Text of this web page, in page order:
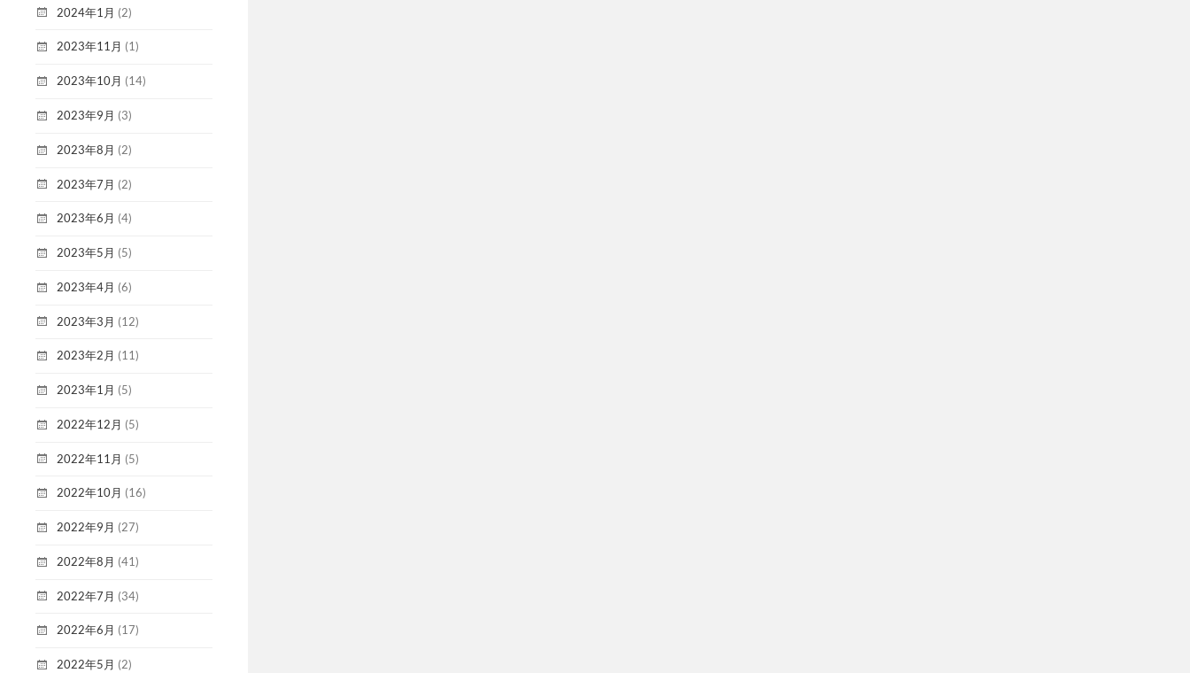
2024年1月 (2)
2023年11月 (1)
2023年10月 (14)
2023年9月 (3)
2023年8月 (2)
2023年7月 (2)
2023年6月 (4)
2023年5月 (5)
2023年4月 (6)
2023年3月 (12)
2023年2月 (11)
2023年1月 (5)
2022年12月 (5)
2022年11月 (5)
2022年10月 (16)
2022年9月 (27)
2022年8月 (41)
2022年7月 (34)
2022年6月 (17)
2022年5月 (2)